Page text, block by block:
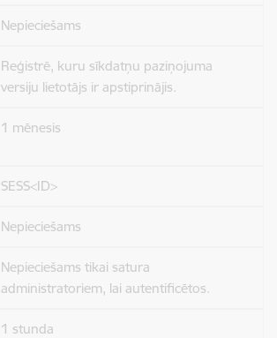
Nepieciešams
Reģistrē, kuru sīkdatņu paziņojuma
versiju lietotājs ir apstiprinājis.
1 mēnesis
SESS<ID>
Nepieciešams
Nepieciešams tikai satura
administratoriem, lai autentificētos.
1 stunda